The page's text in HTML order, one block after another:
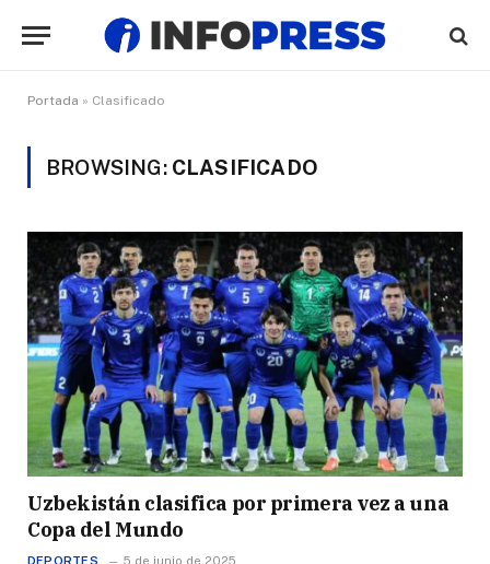
Portada » Clasificado
BROWSING: CLASIFICADO
Uzbekistán clasifica por primera vez a una
Copa del Mundo
DEPORTES 5 de junio de 2025